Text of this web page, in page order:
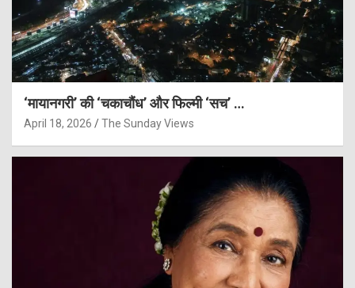
‘मायानगरी’ की ‘चकाचौंध’ और फिल्मी ‘सच’ …
April 18, 2026 The Sunday Views